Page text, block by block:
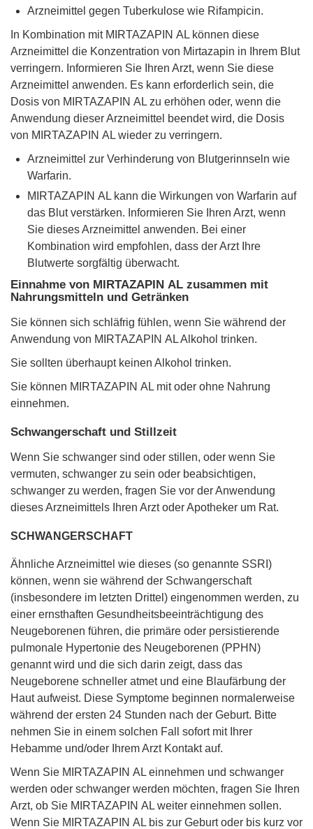
Arzneimittel gegen Tuberkulose wie Rifampicin.
In Kombination mit MIRTAZAPIN AL können diese
Arzneimittel die Konzentration von Mirtazapin in Ihrem Blut
verringern. Informieren Sie Ihren Arzt, wenn Sie diese
Arzneimittel anwenden. Es kann erforderlich sein, die
Dosis von MIRTAZAPIN AL zu erhöhen oder, wenn die
Anwendung dieser Arzneimittel beendet wird, die Dosis
von MIRTAZAPIN AL wieder zu verringern.
Arzneimittel zur Verhinderung von Blutgerinnseln wie
Warfarin.
MIRTAZAPIN AL kann die Wirkungen von Warfarin auf
das Blut verstärken. Informieren Sie Ihren Arzt, wenn
Sie dieses Arzneimittel anwenden. Bei einer
Kombination wird empfohlen, dass der Arzt Ihre
Blutwerte sorgfältig überwacht.
Einnahme von MIRTAZAPIN AL zusammen mit
Nahrungsmitteln und Getränken
Sie können sich schläfrig fühlen, wenn Sie während der
Anwendung von MIRTAZAPIN AL Alkohol trinken.
Sie sollten überhaupt keinen Alkohol trinken.
Sie können MIRTAZAPIN AL mit oder ohne Nahrung
einnehmen.
Schwangerschaft und Stillzeit
Wenn Sie schwanger sind oder stillen, oder wenn Sie
vermuten, schwanger zu sein oder beabsichtigen,
schwanger zu werden, fragen Sie vor der Anwendung
dieses Arzneimittels Ihren Arzt oder Apotheker um Rat.
SCHWANGERSCHAFT
Ähnliche Arzneimittel wie dieses (so genannte SSRI)
können, wenn sie während der Schwangerschaft
(insbesondere im letzten Drittel) eingenommen werden, zu
einer ernsthaften Gesundheitsbeeinträchtigung des
Neugeborenen führen, die primäre oder persistierende
pulmonale Hypertonie des Neugeborenen (PPHN)
genannt wird und die sich darin zeigt, dass das
Neugeborene schneller atmet und eine Blaufärbung der
Haut aufweist. Diese Symptome beginnen normalerweise
während der ersten 24 Stunden nach der Geburt. Bitte
nehmen Sie in einem solchen Fall sofort mit Ihrer
Hebamme und/oder Ihrem Arzt Kontakt auf.
Wenn Sie MIRTAZAPIN AL einnehmen und schwanger
werden oder schwanger werden möchten, fragen Sie Ihren
Arzt, ob Sie MIRTAZAPIN AL weiter einnehmen sollen.
Wenn Sie MIRTAZAPIN AL bis zur Geburt oder bis kurz vor